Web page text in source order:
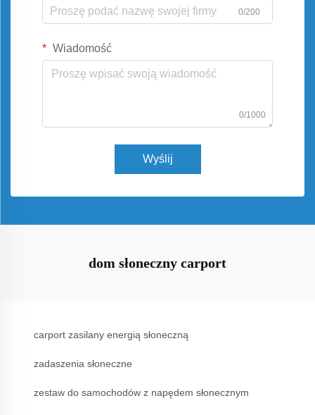
0/200
Wiadomość
0/1000
Wyślij
dom słoneczny carport
carport zasilany energią słoneczną
zadaszenia słoneczne
zestaw do samochodów z napędem słonecznym